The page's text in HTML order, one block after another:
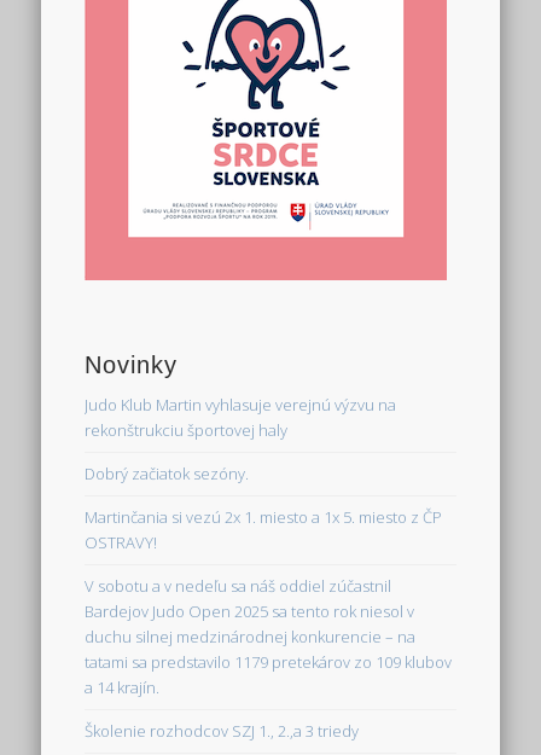
Novinky
Judo Klub Martin vyhlasuje verejnú výzvu na
rekonštrukciu športovej haly
Dobrý začiatok sezóny.
Martinčania si vezú 2x 1. miesto a 1x 5. miesto z ČP
OSTRAVY!
V sobotu a v nedeľu sa náš oddiel zúčastnil
Bardejov Judo Open 2025 sa tento rok niesol v
duchu silnej medzinárodnej konkurencie – na
tatami sa predstavilo 1179 pretekárov zo 109 klubov
a 14 krajín.
Školenie rozhodcov SZJ 1., 2.,a 3 triedy